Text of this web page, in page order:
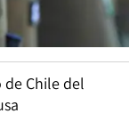
de Chile del